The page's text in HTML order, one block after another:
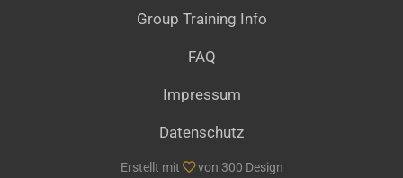
Group Training Info
FAQ
Impressum
Datenschutz
Erstellt mit von 300 Design